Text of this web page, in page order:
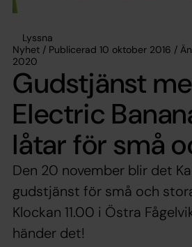
Lyssna
Nyhet / Publicerad 10 oktober 2016 /
2020
Gudstjänst
Electric
låtar för små
Den 20 november blir det
gudstjänst för små och
Klockan 11.00 i Östra
händer det!